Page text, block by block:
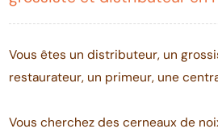
Vous êtes un distributeur, un
restaurateur, un primeur, une
Vous cherchez des cerneaux de